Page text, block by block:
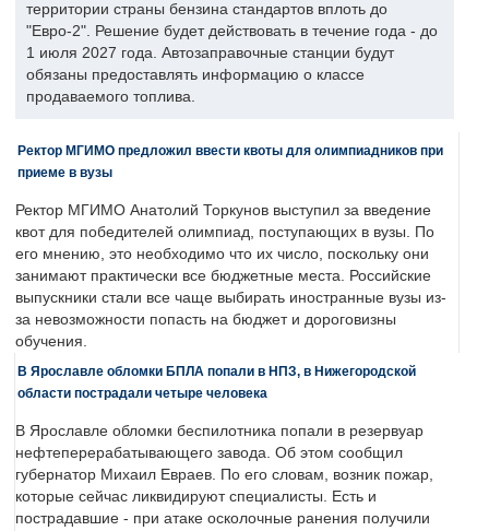
территории страны бензина стандартов вплоть до
"Евро-2". Решение будет действовать в течение года - до
1 июля 2027 года. Автозаправочные станции будут
обязаны предоставлять информацию о классе
продаваемого топлива.
Ректор МГИМО предложил ввести квоты для олимпиадников при
приеме в вузы
Ректор МГИМО Анатолий Торкунов выступил за введение
квот для победителей олимпиад, поступающих в вузы. По
его мнению, это необходимо что их число, поскольку они
занимают практически все бюджетные места. Российские
выпускники стали все чаще выбирать иностранные вузы из-
за невозможности попасть на бюджет и дороговизны
обучения.
В Ярославле обломки БПЛА попали в НПЗ, в Нижегородской
области пострадали четыре человека
В Ярославле обломки беспилотника попали в резервуар
нефтеперерабатывающего завода. Об этом сообщил
губернатор Михаил Евраев. По его словам, возник пожар,
которые сейчас ликвидируют специалисты. Есть и
пострадавшие - при атаке осколочные ранения получили